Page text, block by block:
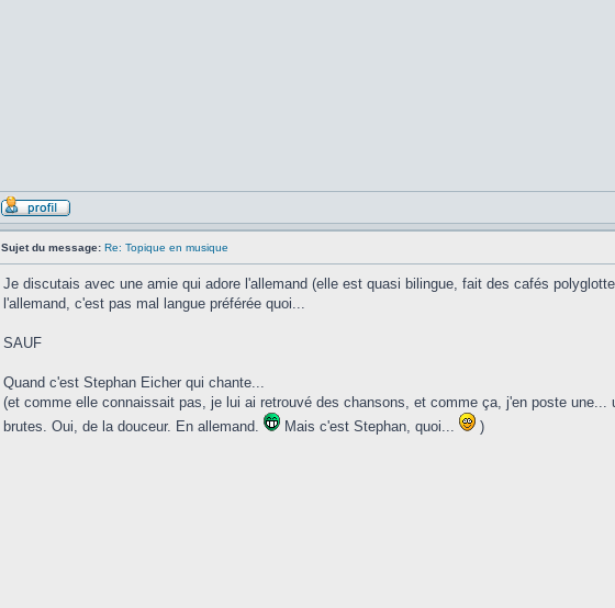
Sujet du message: Re: Topique en musique
Je discutais avec une amie qui adore l'allemand (elle est quasi bilingue, fait des cafés
l'allemand, c'est pas mal langue préférée quoi...
SAUF
Quand c'est Stephan Eicher qui chante...
(et comme elle connaissait pas, je lui ai retrouvé des chansons, et comme ça, j'en poste une...
brutes. Oui, de la douceur. En allemand.
Mais c'est Stephan, quoi... )